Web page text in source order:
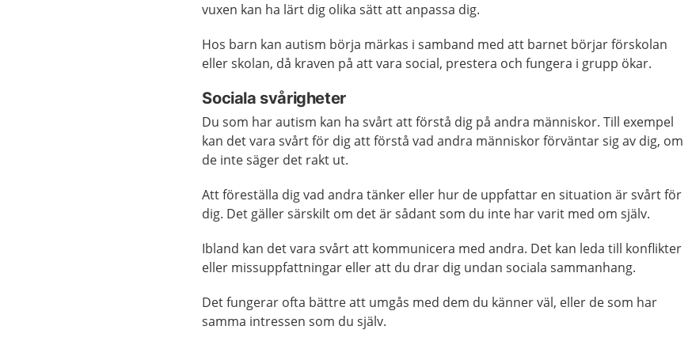
vuxen kan ha lärt dig olika sätt att anpassa dig.
Hos barn kan autism börja märkas i samband med att barnet börjar förskolan
eller skolan, då kraven på att vara social, prestera och fungera i grupp ökar.
Sociala svårigheter
Du som har autism kan ha svårt att förstå dig på andra människor. Till exempel
kan det vara svårt för dig att förstå vad andra människor förväntar sig av dig, om
de inte säger det rakt ut.
Att föreställa dig vad andra tänker eller hur de uppfattar en situation är svårt för
dig. Det gäller särskilt om det är sådant som du inte har varit med om själv.
Ibland kan det vara svårt att kommunicera med andra. Det kan leda till konflikter
eller missuppfattningar eller att du drar dig undan sociala sammanhang.
Det fungerar ofta bättre att umgås med dem du känner väl, eller de som har
samma intressen som du själv.